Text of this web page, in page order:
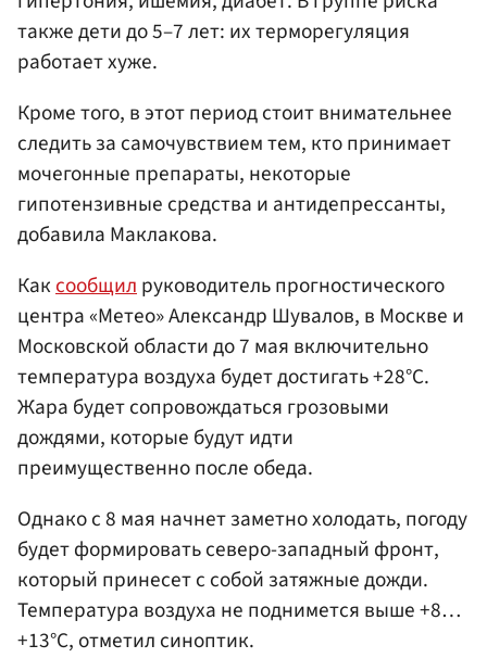
также дети до 5–7 лет: их терморегуляция
работает хуже.
Кроме того, в этот период стоит внимательнее
следить за самочувствием тем, кто принимает
мочегонные препараты, некоторые
гипотензивные средства и антидепрессанты,
добавила Маклакова.
Каксообщилруководитель прогностического
центра «Метео» Александр Шувалов, в Москве и
Московской области до 7 мая включительно
температура воздуха будет достигать +28°C.
Жара будет сопровождаться грозовыми
дождями, которые будут идти
преимущественно после обеда.
Однако с 8 мая начнет заметно холодать, погоду
будет формировать северо-западный фронт,
который принесет с собой затяжные дожди.
Температура воздуха не поднимется выше +8…
+13°C, отметил синоптик.